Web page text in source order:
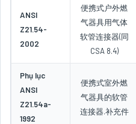
ANSI
Z21.54-
2002
便携式户外燃
气器具用气体
软管连接器(同
CSA 8.4)
Phụ lục
ANSI
Z21.54a-
1992
便携式室外燃
气器具的软管
连接器.补充件